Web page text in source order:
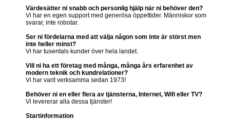
Värdesätter ni snabb och personlig hjälp när ni behöver den?
Vi har en egen support med generösa öppettider. Människor som
svarar, inte robotar.
Ser ni fördelarna med att välja någon som inte är störst men
inte heller minst?
Vi har tusentals kunder över hela landet.
Vill ni ha ett företag med många, många års erfarenhet av
modern teknik och kundrelationer?
Vi har varit verksamma sedan 1973!
Behöver ni en eller flera av tjänsterna, Internet, Wifi eller TV?
Vi levererar alla dessa tjänster!
Startinformation